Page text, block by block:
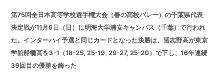
第75回全日本高等学校選手権大会（春の高校バレー）の千葉県代表
決定戦が11月6日（日）に明海大学浦安キャンパス（千葉）で行われ
た。インターハイ予選と同じカードとなった決勝は、習志野高が東京
学館船橋高を3-1（18-25, 25-19, 29-27, 25-20）で下し、16年連続
39回目の優勝を飾った